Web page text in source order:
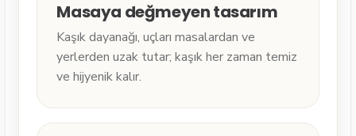
Masaya değmeyen tasarım
Kaşık dayanağı, uçları masalardan ve
yerlerden uzak tutar; kaşık her zaman temiz
ve hijyenik kalır.